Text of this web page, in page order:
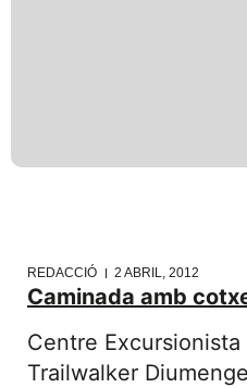
REDACCIÓ 2 ABRIL, 2012
Caminada amb
Centre
Trailwalker